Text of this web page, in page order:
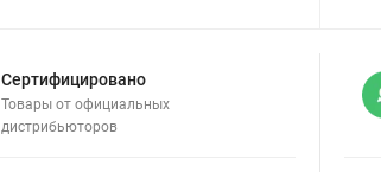
Сертифицировано
Товары от официальных
дистрибьюторов